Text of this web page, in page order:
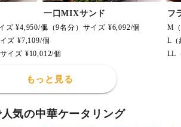
ズ ¥4,950/個
ズ ¥7,109/個
イズ ¥10,012/個
一口MIXサンド
L（9名分）サイズ ¥6,092/個
フ
M
L（
LL
もっと見る
気の中華ケータリング